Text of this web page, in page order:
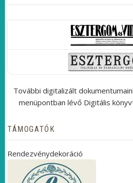
További digitalizált
menüpontban lévő Digitális
TÁMOGATÓK
Rendezvénydekoráció